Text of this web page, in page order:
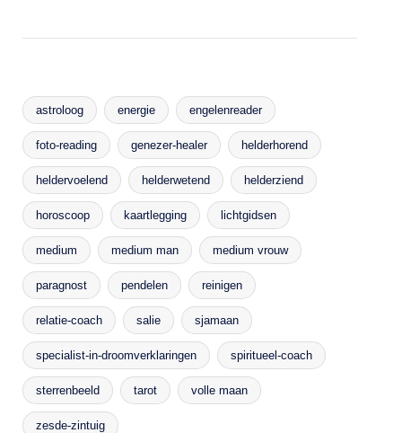
astroloog energie engelenreader
foto-reading genezer-healer helderhorend
heldervoelend helderwetend helderziend
horoscoop kaartlegging lichtgidsen
medium medium man medium vrouw
paragnost pendelen reinigen
relatie-coach salie sjamaan
specialist-in-droomverklaringen spiritueel-coach
sterrenbeeld tarot volle maan
zesde-zintuig